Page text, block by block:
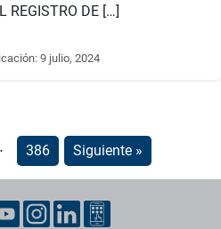
REGISTRO DE […]
9 julio, 2024
386 Siguiente »
de contacto, redes sociales y